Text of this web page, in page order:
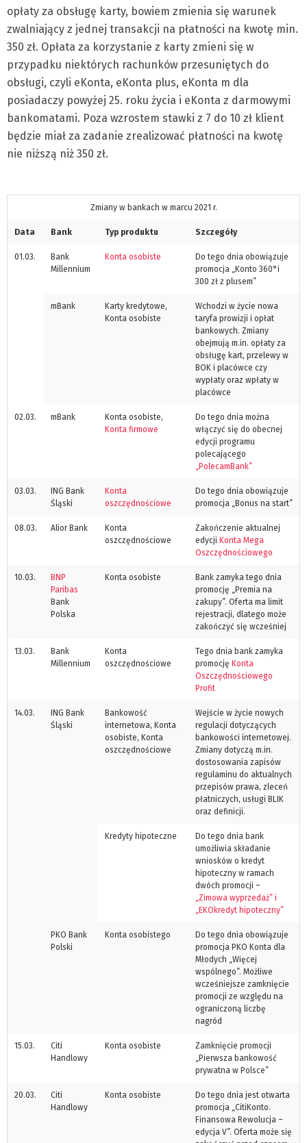
opłaty za obsługę karty, bowiem zmienia się warunek
zwalniający z jednej transakcji na płatności na kwotę min.
350 zł. Opłata za korzystanie z karty zmieni się w
przypadku niektórych rachunków przesuniętych do
obsługi, czyli eKonta, eKonta plus, eKonta m dla
posiadaczy powyżej 25. roku życia i eKonta z darmowymi
bankomatami. Poza wzrostem stawki z 7 do 10 zł klient
będzie miał za zadanie zrealizować płatności na kwotę
nie niższą niż 350 zł.
Zmiany w bankach w marcu 2021 r.
Data Bank Typ produktu Szczegóły
01.03.
Bank
Millennium
Konta osobiste
Do tego dnia obowiązuje
promocja „Konto 360°i
300 zł z plusem”
mBank
Karty kredytowe,
Konta osobiste
Wchodzi w życie nowa
taryfa prowizji i opłat
bankowych. Zmiany
obejmują m.in. opłaty za
obsługę kart, przelewy w
BOK i placówce czy
wypłaty oraz wpłaty w
placówce
02.03. mBank
Konta osobiste,
Konta firmowe
Do tego dnia można
włączyć się do obecnej
edycji programu
polecającego
„PolecamBank”
03.03.
ING Bank
Śląski
Konta
oszczędnościowe
Do tego dnia obowiązuje
promocja „Bonus na start”
08.03. Alior Bank
Konta
oszczędnościowe
Zakończenie aktualnej
edycji Konta Mega
Oszczędnościowego
10.03.
BNP
Paribas
Bank
Polska
Konta osobiste
Bank zamyka tego dnia
promocję „Premia na
zakupy”. Oferta ma limit
rejestracji, dlatego może
zakończyć się wcześniej
13.03.
Bank
Millennium
Konta
oszczędnościowe
Tego dnia bank zamyka
promocję Konta
Oszczędnościowego
Profit
14.03.
ING Bank
Śląski
Bankowość
internetowa, Konta
osobiste, Konta
oszczędnościowe
Wejście w życie nowych
regulacji dotyczących
bankowości internetowej.
Zmiany dotyczą m.in.
dostosowania zapisów
regulaminu do aktualnych
przepisów prawa, zleceń
płatniczych, usługi BLIK
oraz definicji.
Kredyty hipoteczne
Do tego dnia bank
umożliwia składanie
wniosków o kredyt
hipoteczny w ramach
dwóch promocji –
„Zimowa wyprzedaż” i
„EKOkredyt hipoteczny”
PKO Bank
Polski
Konta osobistego
Do tego dnia obowiązuje
promocja PKO Konta dla
Młodych „Więcej
wspólnego”. Możliwe
wcześniejsze zamknięcie
promocji ze względu na
ograniczoną liczbę
nagród
15.03.
Citi
Handlowy
Konta osobiste
Zamknięcie promocji
„Pierwsza bankowość
prywatna w Polsce”
20.03.
Citi
Handlowy
Konta osobiste
Do tego dnia jest otwarta
promocja „CitiKonto.
Finansowa Rewolucja –
edycja V”. Oferta może się